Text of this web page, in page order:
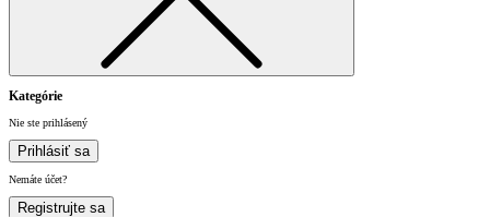
Kategórie
Nie ste prihlásený
Prihlásiť sa
Nemáte účet?
Registrujte sa